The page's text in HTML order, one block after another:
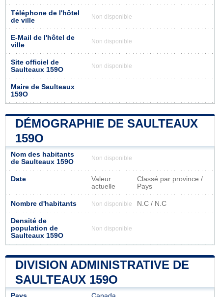
Téléphone de l'hôtel
de ville
Non disponible
E-Mail de l'hôtel de
ville
Non disponible
Site officiel de
Saulteaux 159O
Non disponible
Maire de Saulteaux
159O
DÉMOGRAPHIE DE SAULTEAUX
159O
Nom des habitants
de Saulteaux 159O
Non disponible
Date
Valeur
actuelle
Classé par province /
Pays
Nombre d'habitants Non disponible N.C / N.C
Densité de
population de
Saulteaux 159O
Non disponible
DIVISION ADMINISTRATIVE DE
SAULTEAUX 159O